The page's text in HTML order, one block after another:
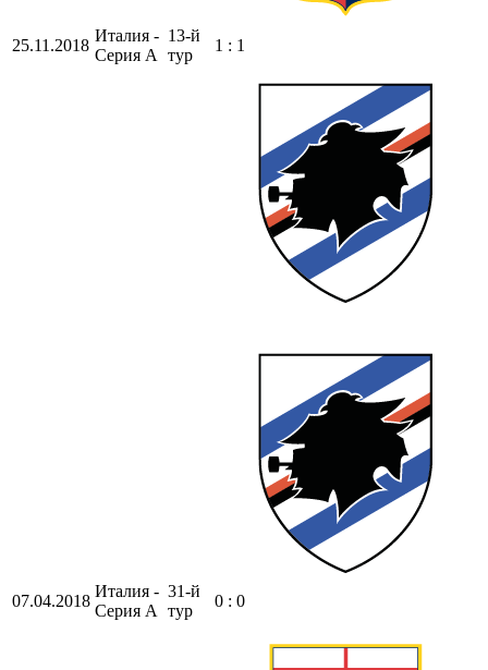
25.11.2018
Италия -
Серия А
13-й
тур
1 : 1
07.04.2018
Италия -
Серия А
31-й
тур
0 : 0